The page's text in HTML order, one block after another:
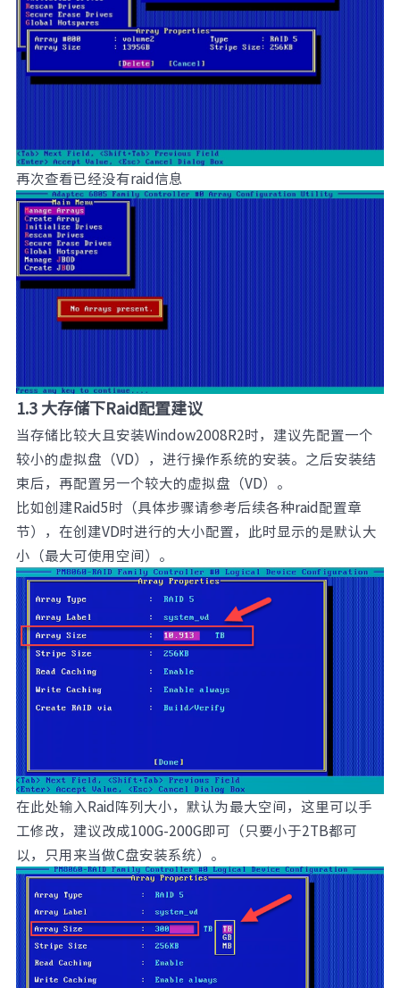
再次查看已经没有raid信息
1.3 大存储下Raid配置建议
当存储比较大且安装Window2008R2时，建议先配置一个
较小的虚拟盘（VD），进行操作系统的安装。之后安装结
束后，再配置另一个较大的虚拟盘（VD）。
比如创建Raid5时（具体步骤请参考后续各种raid配置章
节），在创建VD时进行的大小配置，此时显示的是默认大
小（最大可使用空间）。
在此处输入Raid阵列大小，默认为最大空间，这里可以手
工修改，建议改成100G-200G即可（只要小于2TB都可
以，只用来当做C盘安装系统）。